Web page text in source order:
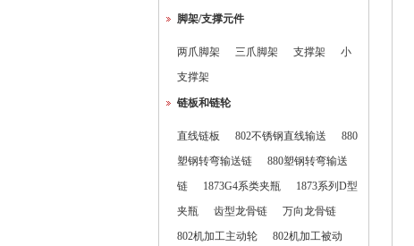
脚架/支撑元件
两爪脚架 三爪脚架 支撑架
小
支撑架
链板和链轮
直线链板 802不锈钢直线输送
880
塑钢转弯输送链
880塑钢转弯输送
链
1873G4系类夹瓶
1873系列D型
夹瓶
齿型龙骨链
万向龙骨链
802机加工主动轮
802机加工被动